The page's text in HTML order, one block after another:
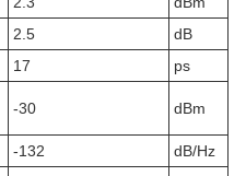
2.5
dB
17
ps
-30 dBm
-132
dB/Hz